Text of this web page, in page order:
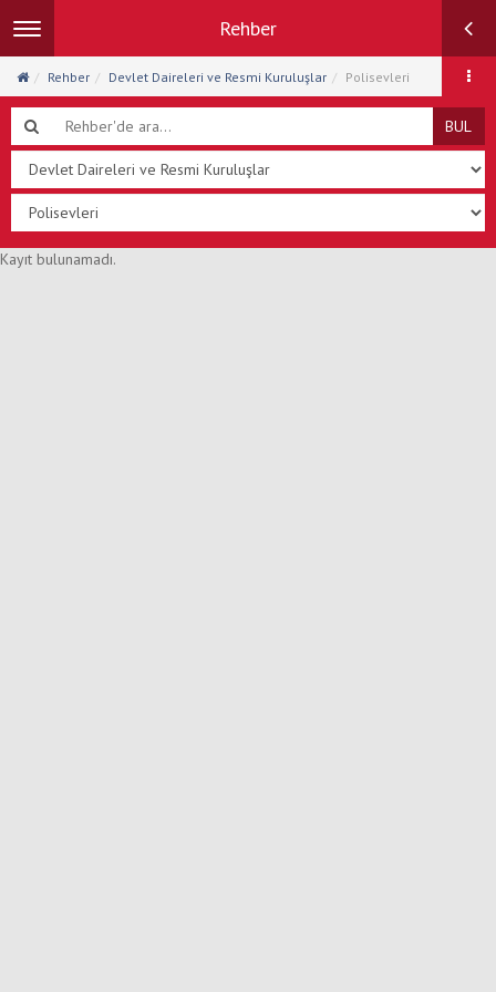
Toggle
navigation
Rehber
Rehber Devlet Daireleri ve Resmi Kuruluşlar Polisevleri
BUL
Kayıt bulunamadı.